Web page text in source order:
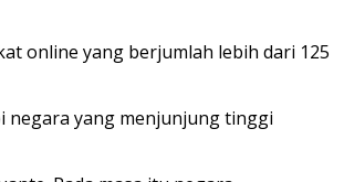
online yang berjumlah lebih dari 125
negara yang menjunjung tinggi